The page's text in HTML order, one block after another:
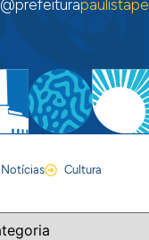
@prefeiturapaulistape
Notícias Cultura